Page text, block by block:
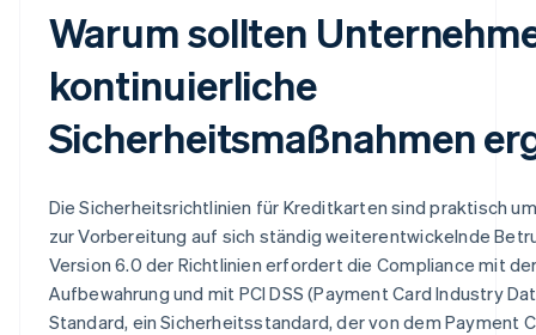
Warum sollten
kontinuierliche
Sicherheitsmaßnahmen
Die Sicherheitsrichtlinien für Kreditkarten sind praktisch
zur Vorbereitung auf sich ständig weiterentwickelnde
Version 6.0 der Richtlinien erfordert die Compliance mit
Aufbewahrung und mit PCI DSS (Payment Card Industry
Standard, ein Sicherheitsstandard, der von dem Payment